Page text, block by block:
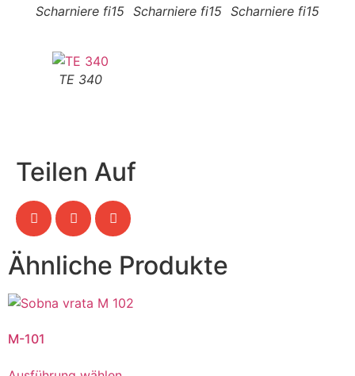
Scharniere fi15 Scharniere fi15 Scharniere fi15
TE 340
Teilen Auf
Ähnliche Produkte
M-101